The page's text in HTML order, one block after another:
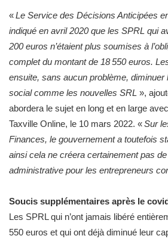
«Le Service des Décisions Anticipées
indiqué en avril 2020 que les SPRL qui
200 euros n’étaient plus soumises à
complet du montant de 18 550 euros.
ensuite, sans aucun problème, diminuer
social comme les nouvelles SRL »,
abordera le sujet en long et en large
Taxville Online, le 10 mars 2022. «Sur
Finances, le gouvernement a toutefois
ainsi cela ne créera certainement pas
administrative pour les entrepreneurs
Soucis supplémentaires après le
Les SPRL qui n’ont jamais libéré
550 euros et qui ont déjà diminué leur